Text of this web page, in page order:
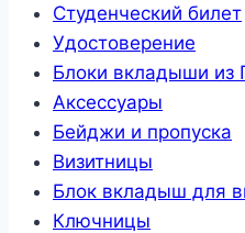
Студенческий билет
Удостоверение
Блоки вкладыши из
Аксессуары
Бейджи и пропуска
Визитницы
Блок вкладыш для
Ключницы